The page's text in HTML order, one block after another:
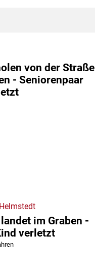
von der Straße
- Seniorenpaar
Helmstedt
im Graben -
verletzt